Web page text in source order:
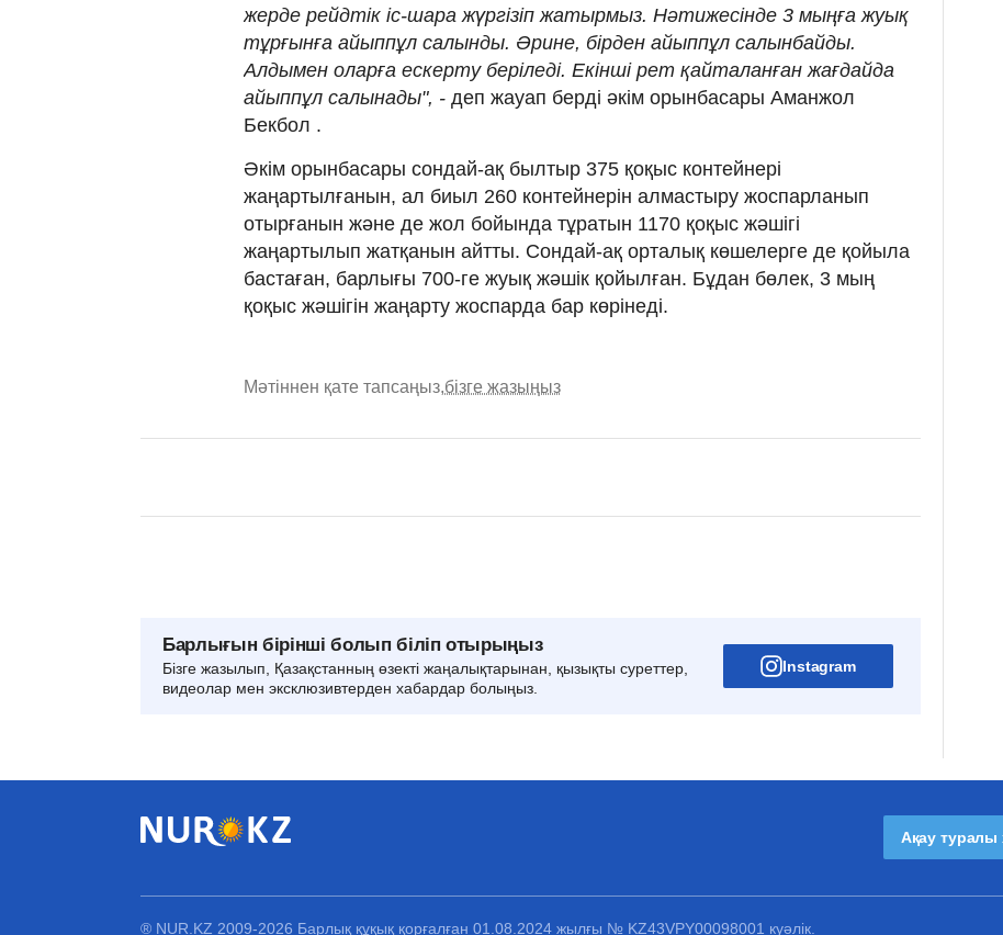
жерде рейдтік іс-шара жүргізіп жатырмыз. Нәтижесінде 3 мыңға жуық
тұрғынға айыппұл салынды. Әрине, бірден айыппұл салынбайды.
Алдымен оларға ескерту беріледі. Екінші рет қайталанған жағдайда
айыппұл салынады", - деп жауап берді әкім орынбасары Аманжол
Бекбол .
Әкім орынбасары сондай-ақ былтыр 375 қоқыс контейнері
жаңартылғанын, ал биыл 260 контейнерін алмастыру жоспарланып
отырғанын және де жол бойында тұратын 1170 қоқыс жәшігі
жаңартылып жатқанын айтты. Сондай-ақ орталық көшелерге де қойыла
бастаған, барлығы 700-ге жуық жәшік қойылған. Бұдан бөлек, 3 мың
қоқыс жәшігін жаңарту жоспарда бар көрінеді.
Мәтіннен қате тапсаңыз,бізге жазыңыз
Барлығын бірінші болып біліп отырыңыз
Бізге жазылып, Қазақстанның өзекті жаңалықтарынан, қызықты суреттер,
видеолар мен эксклюзивтерден хабардар болыңыз.
Instagram
Ақау туралы
® NUR.KZ 2009-2026 Барлық құқық қорғалған 01.08.2024 жылғы № KZ43VPY00098001 куәлік.